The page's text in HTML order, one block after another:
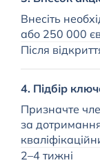
Внесіть
або 250 000
Після
4. Підбір
Призначте
за дотримання
2–4 тижні